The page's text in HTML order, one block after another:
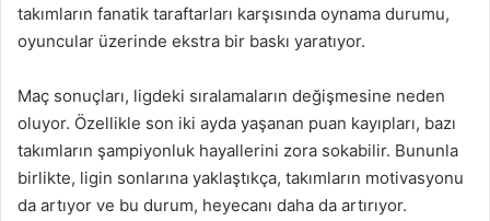
takımların fanatik taraftarları karşısında oynama durumu,
oyuncular üzerinde ekstra bir baskı yaratıyor.
Maç sonuçları, ligdeki sıralamaların değişmesine neden
oluyor. Özellikle son iki ayda yaşanan puan kayıpları, bazı
takımların şampiyonluk hayallerini zora sokabilir. Bununla
birlikte, ligin sonlarına yaklaştıkça, takımların motivasyonu
da artıyor ve bu durum, heyecanı daha da artırıyor.